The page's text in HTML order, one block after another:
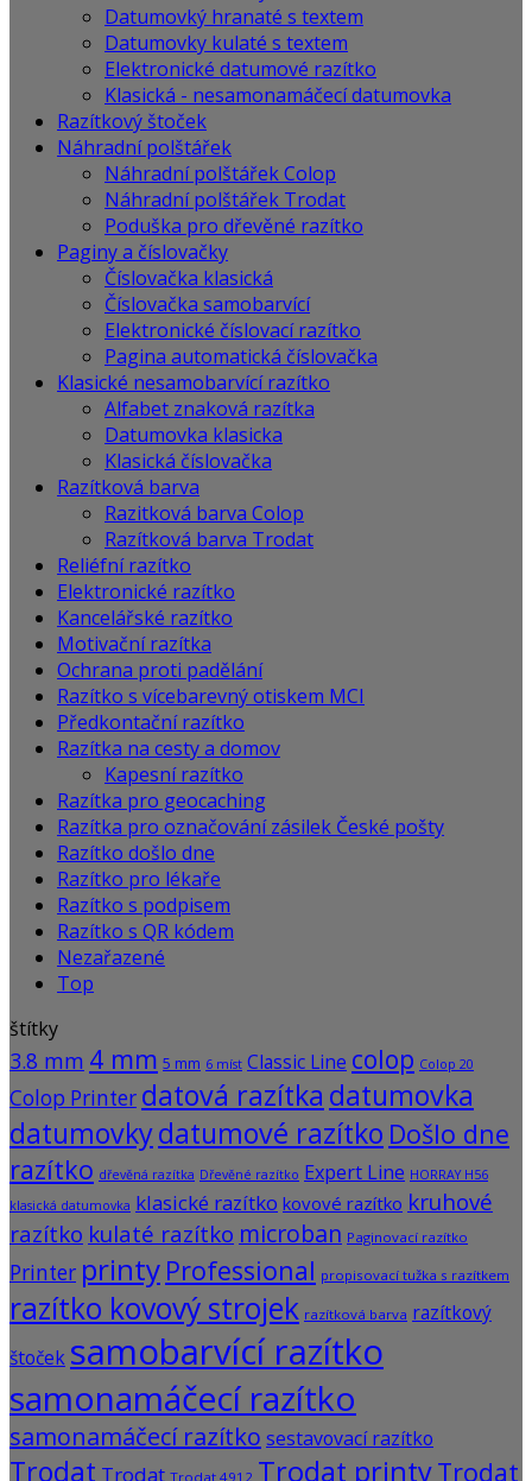
Datumovký hranaté s textem
Datumovky kulaté s textem
Elektronické datumové razítko
Klasická - nesamonamáčecí datumovka
Razítkový štoček
Náhradní polštářek
Náhradní polštářek Colop
Náhradní polštářek Trodat
Poduška pro dřevěné razítko
Paginy a číslovačky
Číslovačka klasická
Číslovačka samobarvící
Elektronické číslovací razítko
Pagina automatická číslovačka
Klasické nesamobarvící razítko
Alfabet znaková razítka
Datumovka klasicka
Klasická číslovačka
Razítková barva
Razitková barva Colop
Razítková barva Trodat
Reliéfní razítko
Elektronické razítko
Kancelářské razítko
Motivační razítka
Ochrana proti padělání
Razítko s vícebarevný otiskem MCI
Předkontační razítko
Razítka na cesty a domov
Kapesní razítko
Razítka pro geocaching
Razítka pro označování zásilek České pošty
Razítko došlo dne
Razítko pro lékaře
Razítko s podpisem
Razítko s QR kódem
Nezařazené
Top
štítky
3.8 mm 4 mm 5 mm 6 míst Classic Line colop Colop 20
Colop Printer datová razítka datumovka
datumovkydatumové razítko Došlo dne
razítko dřevěná razítka Dřevěné razítko Expert Line HORRAY H56
klasická datumovka klasické razítko kovové razítko kruhové
razítko kulaté razítko microban Paginovací razítko
Printer printy Professional propisovací tužka s razítkem
razítko kovový strojek razítková barva razítkový
štoček samobarvící razítko
samonamáčecí razítko
samonamáčecí razítko sestavovací razítko
Trodat Trodat Trodat 4912 Trodat printyTrodat